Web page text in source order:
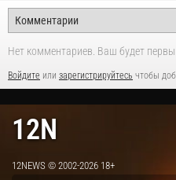
Нет комментариев. Ваш будет
Войдите или зарегистрируйтесь чтобы
12N
12NEWS © 2002-2026 18+